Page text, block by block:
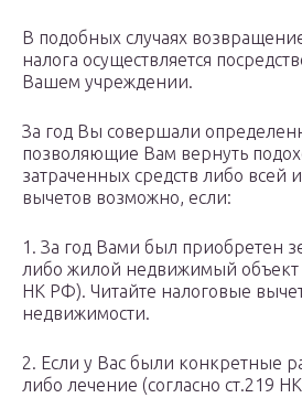
В подобных случаях
налога осуществляется
Вашем учреждении.
За год Вы совершали
позволяющие Вам вернуть
затраченных средств либо всей
вычетов возможно, если:
1. За год Вами был приобретен
либо жилой недвижимый объект
НК РФ). Читайте налоговые
недвижимости.
2. Если у Вас были конкретные
либо лечение (согласно ст.219